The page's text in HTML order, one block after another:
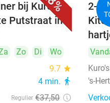
bij Kuro's
Putstraat in
Zo Di
Wo
9.7 star
4 min. directions_walk
Regulier €37,50
2-
's-